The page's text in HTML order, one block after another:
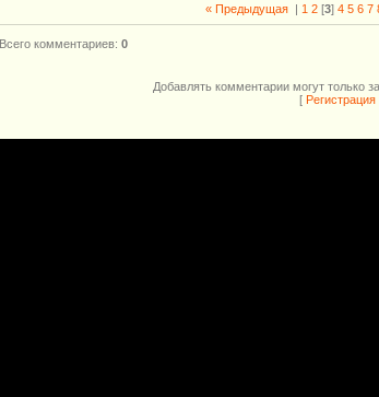
« Предыдущая| 1 2[3] 4 5 6 7
Всего комментариев: 0
Добавлять комментарии могут только
[ Регистрация